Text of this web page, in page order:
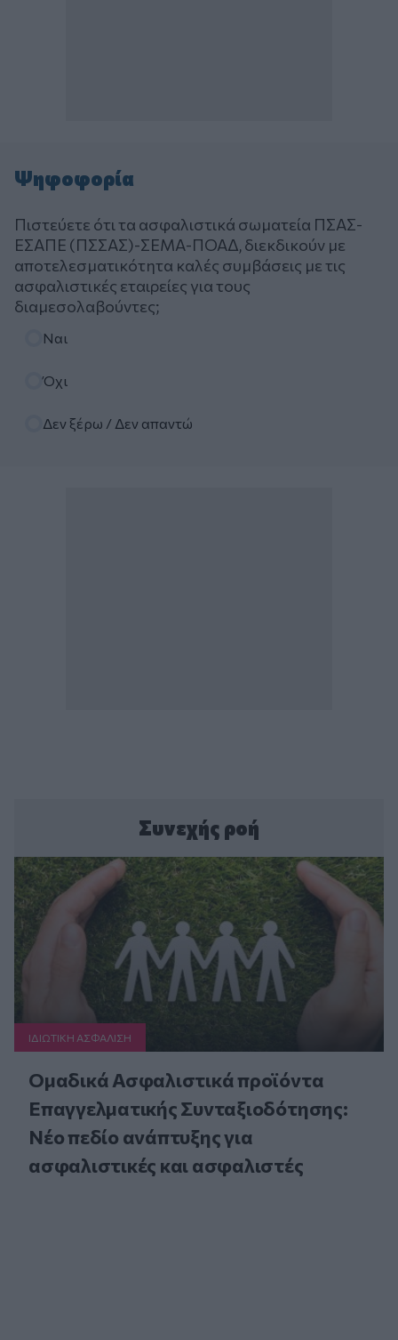
Ψηφοφορία
Πιστεύετε ότι τα ασφαλιστικά σωματεία ΠΣΑΣ-
ΕΣΑΠΕ (ΠΣΣΑΣ)-ΣΕΜΑ-ΠΟΑΔ, διεκδικούν με
αποτελεσματικότητα καλές συμβάσεις με τις
ασφαλιστικές εταιρείες για τους
διαμεσολαβούντες;
Ναι
Όχι
Δεν ξέρω / Δεν απαντώ
Συνεχής ροή
ΙΔΙΩΤΙΚΗ ΑΣΦAΛΙΣΗ
Ομαδικά Ασφαλιστικά προϊόντα
Επαγγελματικής Συνταξιοδότησης:
Νέο πεδίο ανάπτυξης για
ασφαλιστικές και ασφαλιστές